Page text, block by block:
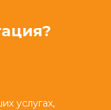
услугах,